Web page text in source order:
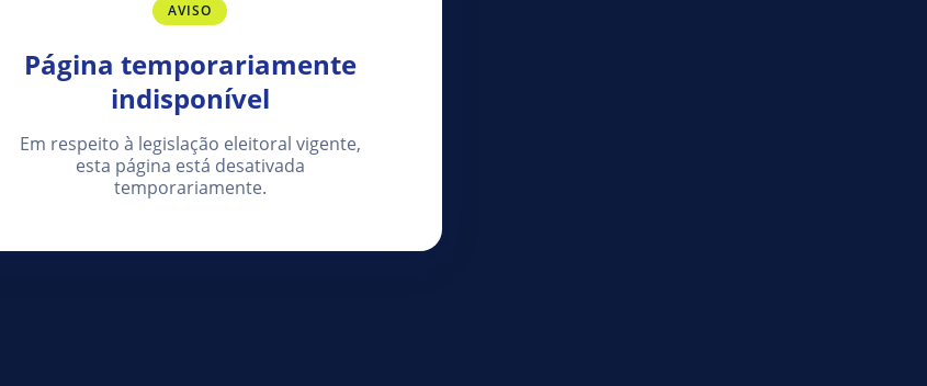
AVISO
Página temporariamente
indisponível
Em respeito à legislação eleitoral vigente,
esta página está desativada
temporariamente.